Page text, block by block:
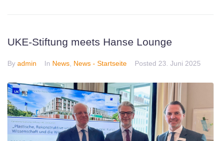
UKE-Stiftung meets Hanse Lounge
By admin In News News - Startseite Posted 23. Juni 2025